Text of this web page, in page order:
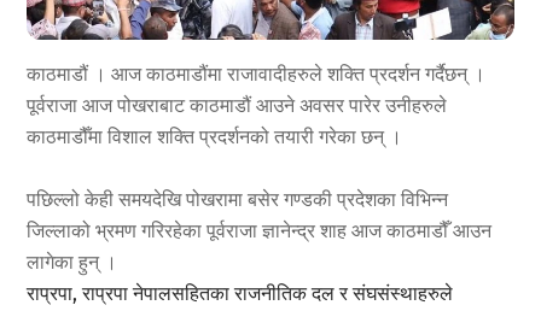
काठमाडौं । आज काठमाडौंमा राजावादीहरुले शक्ति प्रदर्शन गर्दैछन् ।
पूर्वराजा आज पोखराबाट काठमाडौं आउने अवसर पारेर उनीहरुले
काठमाडौँमा विशाल शक्ति प्रदर्शनको तयारी गरेका छन् ।
पछिल्लो केही समयदेखि पोखरामा बसेर गण्डकी प्रदेशका विभिन्न
जिल्लाको भ्रमण गरिरहेका पूर्वराजा ज्ञानेन्द्र शाह आज काठमाडौँ आउन
लागेका हुन् ।
राप्रपा, राप्रपा नेपालसहितका राजनीतिक दल र संघसंस्थाहरुले